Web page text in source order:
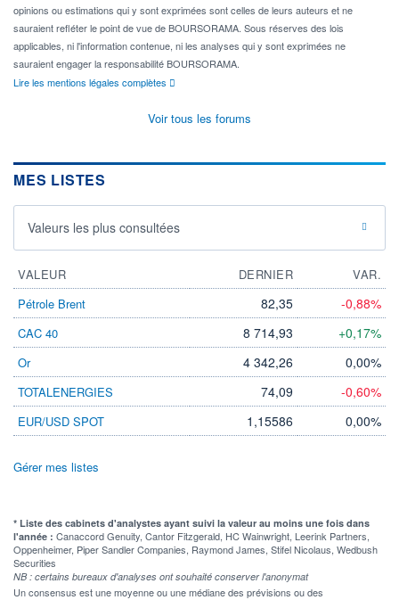
opinions ou estimations qui y sont exprimées sont celles de leurs auteurs et ne
sauraient refléter le point de vue de BOURSORAMA. Sous réserves des lois
applicables, ni l'information contenue, ni les analyses qui y sont exprimées ne
sauraient engager la responsabilité BOURSORAMA.
Lire les mentions légales complètes
Voir tous les forums
MES LISTES
Valeurs les plus consultées
VALEUR DERNIER
VAR.
Pétrole Brent
82,35 -0,88%
CAC 40 8 714,93 +0,17%
Or 4 342,26 0,00%
TOTALENERGIES 74,09 -0,60%
EUR/USD SPOT 1,15586 0,00%
Gérer mes listes
* Liste des cabinets d'analystes ayant suivi la valeur au moins une fois dans
l'année : Canaccord Genuity, Cantor Fitzgerald, HC Wainwright, Leerink Partners,
Oppenheimer, Piper Sandler Companies, Raymond James, Stifel Nicolaus, Wedbush
Securities
NB : certains bureaux d'analyses ont souhaité conserver l'anonymat
Un consensus est une moyenne ou une médiane des prévisions ou des